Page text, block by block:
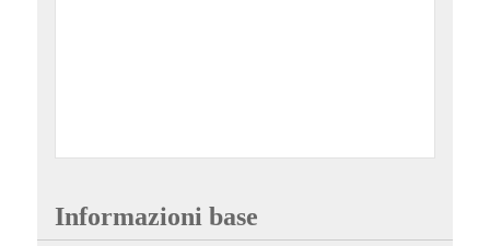
Informazioni base